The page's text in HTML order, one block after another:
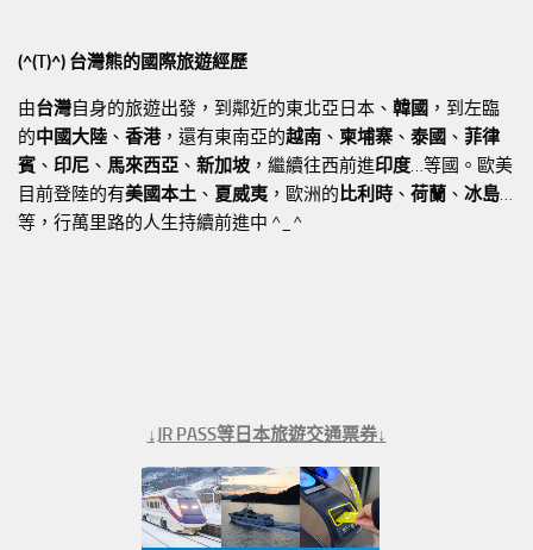
(^(T)^) 台灣熊的國際旅遊經歷
由台灣自身的旅遊出發，到鄰近的東北亞日本、 韓國 ，到左臨
的中國大陸 、 香港，還有東南亞的越南 、 柬埔寨 、 泰國 、 菲律
賓 、 印尼 、 馬來西亞 、 新加坡 ，繼續往西前進印度…等國。歐美
目前登陸的有美國本土 、 夏威夷 ，歐洲的比利時 、 荷蘭 、 冰島…
等，行萬里路的人生持續前進中 ^_^
↓JR PASS等日本旅遊交通票券↓